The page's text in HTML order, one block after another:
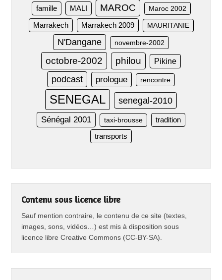
famille MALI MAROC Maroc 2002
Marrakech Marrakech 2009 MAURITANIE
N'Dangane novembre-2002
octobre-2002 philou Pikine
podcast prologue rencontre
SENEGAL senegal-2010
Sénégal 2001 taxi-brousse tradition
transports
Contenu sous licence libre
Sauf mention contraire, le contenu de ce site (textes,
images, sons, vidéos…) est mis à disposition sous
licence libre Creative Commons (CC-BY-SA).